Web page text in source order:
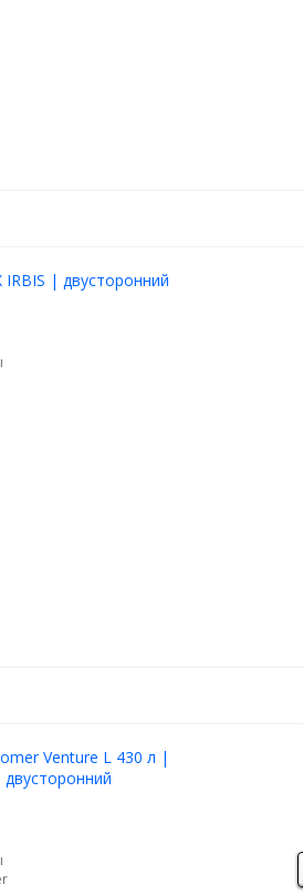
IRBIS | двусторонний
Venture L 430 л |
двусторонний